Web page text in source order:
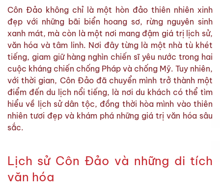
Côn Đảo không chỉ là một hòn đảo thiên nhiên xinh
đẹp với những bãi biển hoang sơ, rừng nguyên sinh
xanh mát, mà còn là một nơi mang đậm giá trị lịch sử,
văn hóa và tâm linh. Nơi đây từng là một nhà tù khét
tiếng, giam giữ hàng nghìn chiến sĩ yêu nước trong hai
cuộc kháng chiến chống Pháp và chống Mỹ. Tuy nhiên,
với thời gian, Côn Đảo đã chuyển mình trở thành một
điểm đến du lịch nổi tiếng, là nơi du khách có thể tìm
hiểu về lịch sử dân tộc, đồng thời hòa mình vào thiên
nhiên tươi đẹp và khám phá những giá trị văn hóa sâu
sắc.
Lịch sử Côn Đảo và những di tích
văn hóa